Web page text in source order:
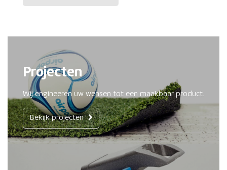
Projecten
Wij engineeren uw wensen tot een maakbaar product.
Bekijk projecten